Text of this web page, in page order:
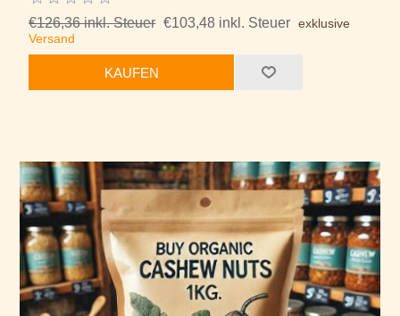
€126,36 inkl. Steuer €103,48 inkl. Steuer exklusive
Versand
KAUFEN